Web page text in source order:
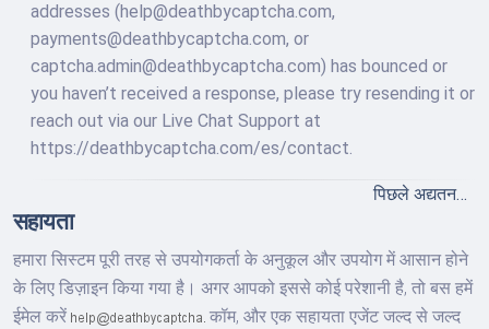
addresses (help@deathbycaptcha.com,
payments@deathbycaptcha.com, or
captcha.admin@deathbycaptcha.com) has bounced or
you haven’t received a response, please try resending it or
reach out via our Live Chat Support at
https://deathbycaptcha.com/es/contact.
पिछले अद्यतन…
सहायता
हमारा सिस्टम पूरी तरह से उपयोगकर्ता के अनुकूल और उपयोग में आसान होने
के लिए डिज़ाइन किया गया है। अगर आपको इससे कोई परेशानी है, तो बस हमें
ईमेल करें
कॉम, और एक सहायता एजेंट जल्द से जल्द